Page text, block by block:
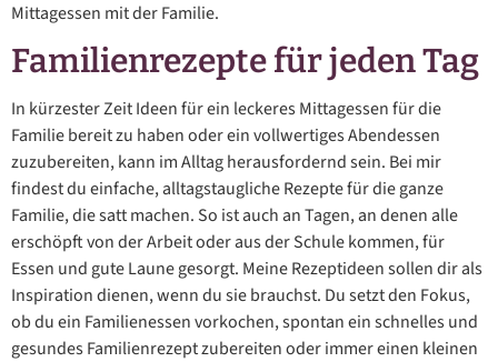
Mittagessen mit der Familie.
Familienrezepte für jeden Tag
In kürzester Zeit Ideen für ein leckeres Mittagessen für die
Familie bereit zu haben oder ein vollwertiges Abendessen
zuzubereiten, kann im Alltag herausfordernd sein. Bei mir
findest du einfache, alltagstaugliche Rezepte für die ganze
Familie, die satt machen. So ist auch an Tagen, an denen alle
erschöpft von der Arbeit oder aus der Schule kommen, für
Essen und gute Laune gesorgt. Meine Rezeptideen sollen dir als
Inspiration dienen, wenn du sie brauchst. Du setzt den Fokus,
ob du ein Familienessen vorkochen, spontan ein schnelles und
gesundes Familienrezept zubereiten oder immer einen kleinen